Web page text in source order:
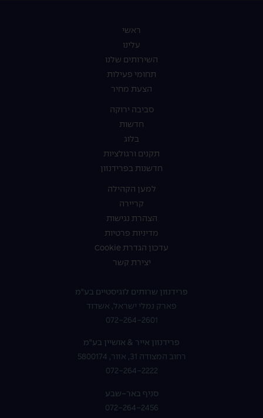
ראשי
עלינו
השירותים שלנו
תחומי פעילות
הצעת מחיר
סביבה ירוקה
חדשות
בלוג
תקנים ורגולציות
חדשנות בפרידנזון
למען הקהילה
קריירה
הצהרת נגישות
מדיניות פרטיות
עדכון הגדרת Cookie
יצירת קשר
פרידנזון שרותים לוגיסטיים בע"מ
פארק נמלי ישראל, אשדוד
072-264-2601
פרידנזון אייר & אושיין בע"מ
רחוב המצודה 31, אזור, 5800174
072-264-2222
סניף באר-שבע
072-264-2456